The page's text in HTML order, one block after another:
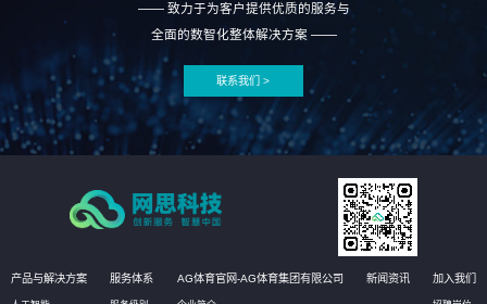
—— 致力于为客户提供优质的服务与
全面的数智化整体解决方案 ——
联系我们 >
产品与解决方案 服务体系 AG体育官网-AG体育集团有限公司 新闻资讯 加入我们